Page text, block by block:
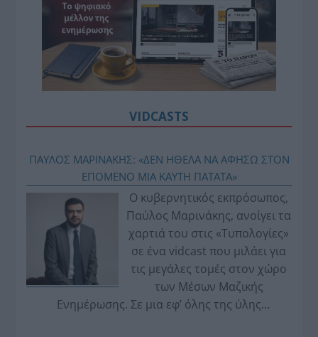
VIDCASTS
ΠΑΥΛΟΣ ΜΑΡΙΝΑΚΗΣ: «ΔΕΝ ΗΘΕΛΑ ΝΑ ΑΦΗΣΩ ΣΤΟΝ
ΕΠΟΜΕΝΟ ΜΙΑ ΚΑΥΤΗ ΠΑΤΑΤΑ»
Ο κυβερνητικός εκπρόσωπος,
Παύλος Μαρινάκης, ανοίγει τα
χαρτιά του στις «Τυπολογίες»
σε ένα vidcast που μιλάει για
τις μεγάλες τομές στον χώρο
των Μέσων Μαζικής
Ενημέρωσης. Σε μια εφ’ όλης της ύλης